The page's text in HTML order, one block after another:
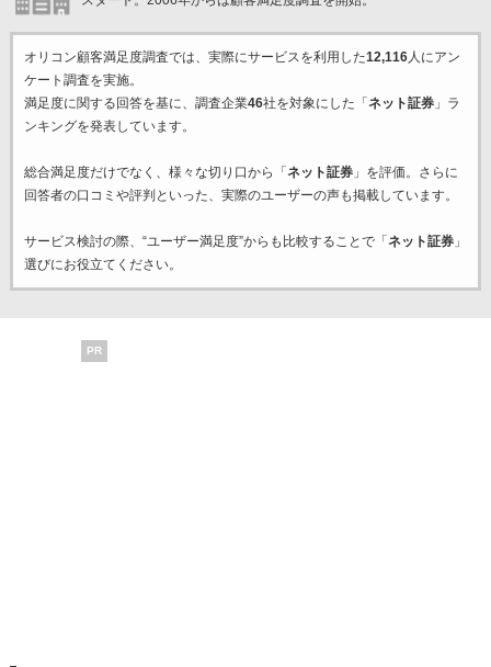
オリコン顧客満足度調査では、実際にサービスを利用した12,116人にアン
ケート調査を実施。
満足度に関する回答を基に、調査企業46社を対象にした「 ネット証券」ラ
ンキングを発表しています。
総合満足度だけでなく、様々な切り口から「 ネット証券」を評価。さらに
回答者の口コミや評判といった、実際のユーザーの声も掲載しています。
サービス検討の際、“ユーザー満足度”からも比較することで「 ネット証券」
選びにお役立てください。
PR